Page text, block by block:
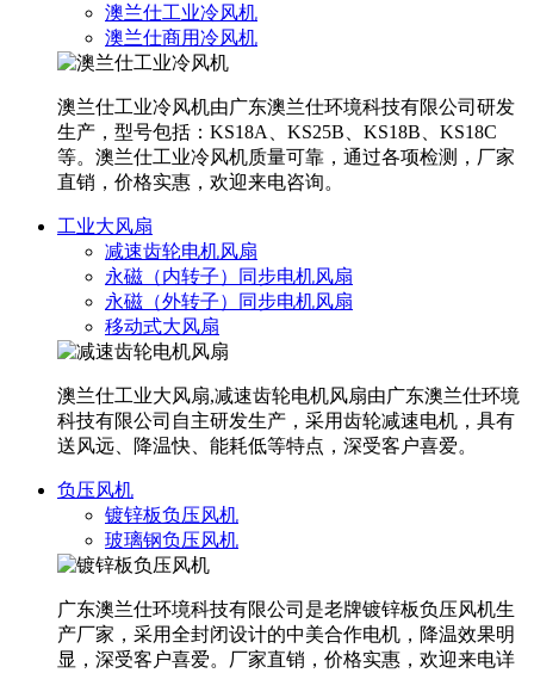
澳兰仕工业冷风机
澳兰仕商用冷风机
澳兰仕工业冷风机由广东澳兰仕环境科技有限公司研发
生产，型号包括：KS18A、KS25B、KS18B、KS18C
等。澳兰仕工业冷风机质量可靠，通过各项检测，厂家
直销，价格实惠，欢迎来电咨询。
工业大风扇
减速齿轮电机风扇
永磁（内转子）同步电机风扇
永磁（外转子）同步电机风扇
移动式大风扇
澳兰仕工业大风扇,减速齿轮电机风扇由广东澳兰仕环境
科技有限公司自主研发生产，采用齿轮减速电机，具有
送风远、降温快、能耗低等特点，深受客户喜爱。
负压风机
镀锌板负压风机
玻璃钢负压风机
广东澳兰仕环境科技有限公司是老牌镀锌板负压风机生
产厂家，采用全封闭设计的中美合作电机，降温效果明
显，深受客户喜爱。厂家直销，价格实惠，欢迎来电详